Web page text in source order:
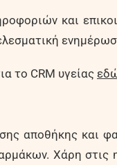
και
το CRM υγείας
αποθήκης και
Χάρη στις